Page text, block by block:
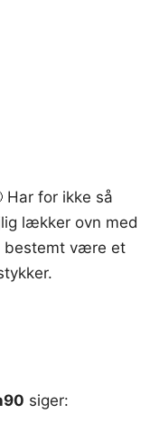
Har for ikke så
lækker ovn med
bestemt være et
siger: